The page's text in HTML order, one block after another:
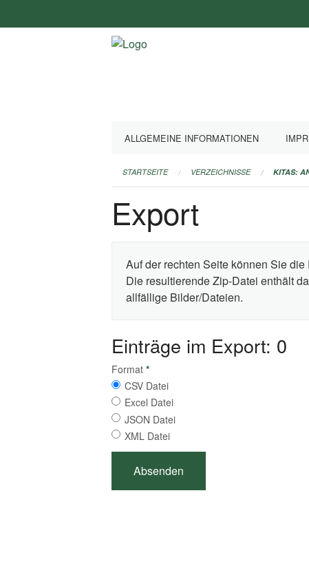
überspringen
ALLGEMEINE INFORMATIONEN
STARTSEITE VERZEICHNISSE KITAS:
Export
Auf der rechten Seite können Sie
Die resultierende Zip-Datei enthält
allfällige Bilder/Dateien.
Einträge im Export: 0
Format *
CSV Datei
Excel Datei
JSON Datei
XML Datei